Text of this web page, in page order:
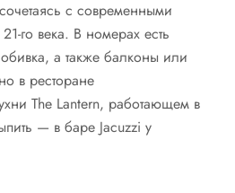
с современными
го века. В номерах есть
а также балконы или
в ресторане
The Lantern, работающем в
— в баре Jacuzzi у